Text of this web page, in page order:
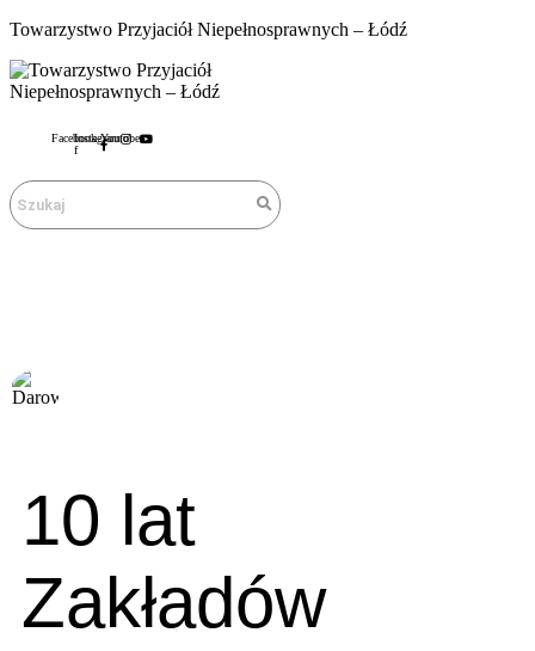
Towarzystwo Przyjaciół Niepełnosprawnych – Łódź
Facebook-
f
InstagramYoutube
10 lat
Zakładów